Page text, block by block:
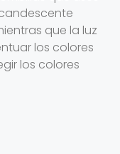
que la luz
los colores
los colores